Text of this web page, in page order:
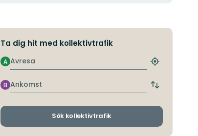
Ta dig hit med kollektivtrafik
Avresa
A
Hitta
hållplats
Ankomst
B
Byt
och
Sök kollektivtrafik